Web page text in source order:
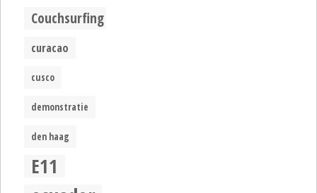
Couchsurfing
curacao
cusco
demonstratie
den haag
E11